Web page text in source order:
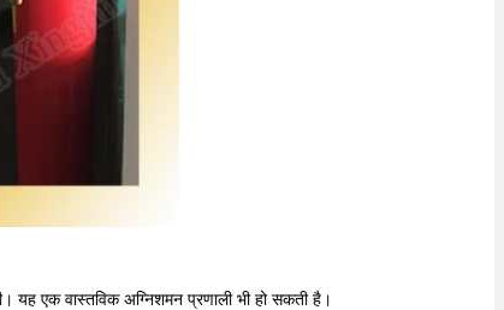
यह एक वास्तविक अग्निशमन प्रणाली भी हो सकती है।